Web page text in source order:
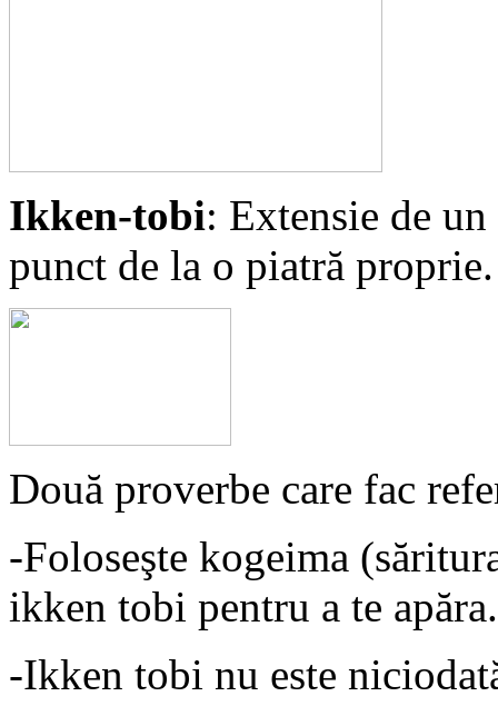
Ikken-tobi: Extensie de
punct de la o piatră proprie.
Două proverbe care fac
-Foloseşte kogeima
ikken tobi pentru a te apăra.
-Ikken tobi nu este